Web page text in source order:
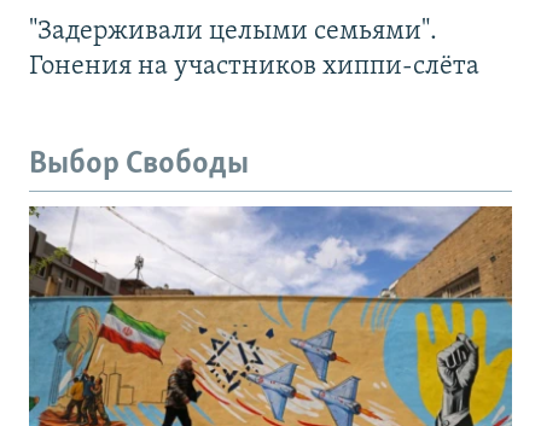
"Задерживали целыми семьями".
Гонения на участников хиппи-слёта
Выбор Свободы